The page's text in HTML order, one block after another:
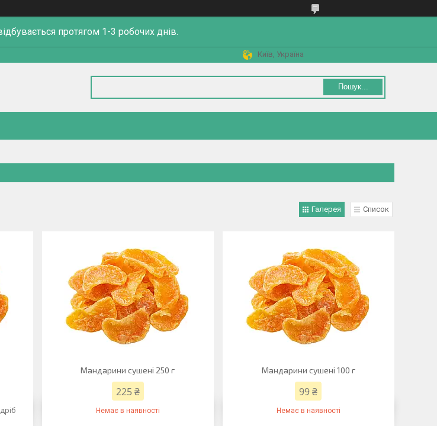
протягом 1-3 робочих днів.
Київ, Україна
Пошук...
Галерея Список
Мандарини сушені 250 г
225 ₴
Немає в наявності
Мандарини сушені 100 г
99 ₴
Немає в наявності